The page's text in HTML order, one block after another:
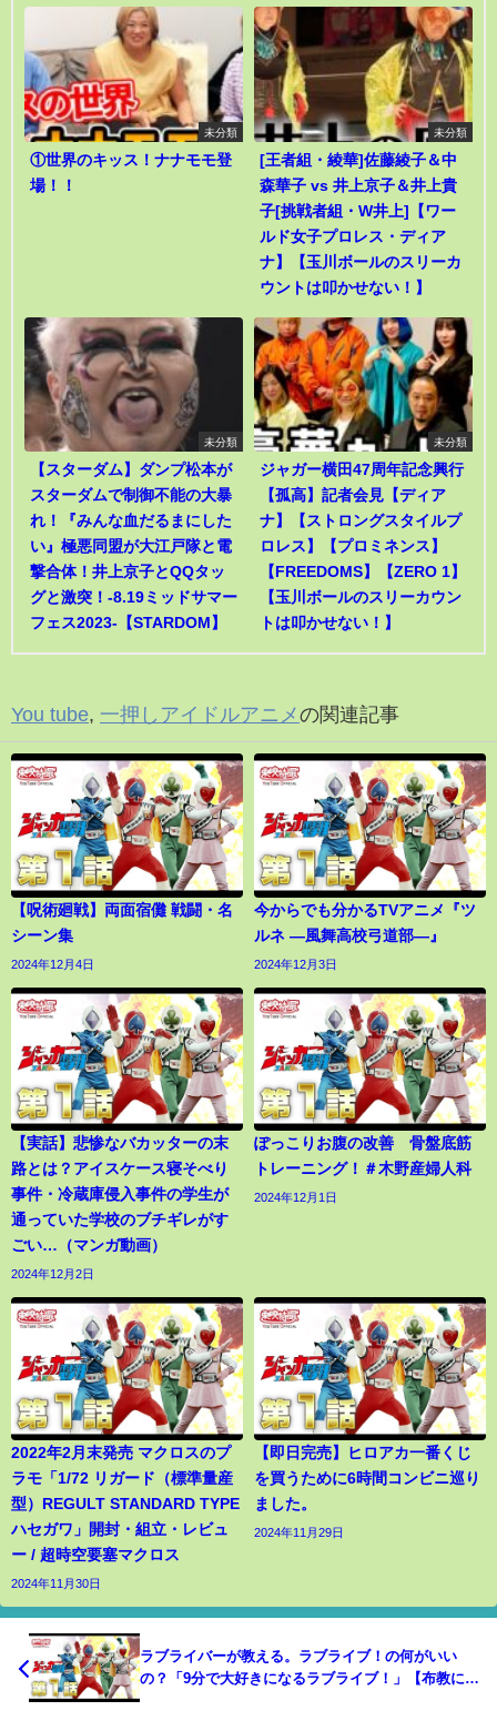
未分類
①世界のキッス！ナナモモ登
場！！
未分類
[王者組・綾華]佐藤綾子＆中
森華子 vs 井上京子＆井上貴
子[挑戦者組・W井上]【ワー
ルド女子プロレス・ディア
ナ】【玉川ボールのスリーカ
ウントは叩かせない！】
未分類
【スターダム】ダンプ松本が
スターダムで制御不能の大暴
れ！『みんな血だるまにした
い』極悪同盟が大江戸隊と電
撃合体！井上京子とQQタッ
グと激突！-8.19ミッドサマー
フェス2023-【STARDOM】
未分類
ジャガー横田47周年記念興行
【孤高】記者会見【ディア
ナ】【ストロングスタイルプ
ロレス】【プロミネンス】
【FREEDOMS】【ZERO 1】
【玉川ボールのスリーカウン
トは叩かせない！】
You tube, 一押しアイドルアニメの関連記事
【呪術廻戦】両面宿儺 戦闘・名
シーン集
2024年12月4日
今からでも分かるTVアニメ『ツ
ルネ ―風舞高校弓道部―』
2024年12月3日
【実話】悲惨なバカッターの末
路とは？アイスケース寝そべり
事件・冷蔵庫侵入事件の学生が
通っていた学校のブチギレがす
ごい…（マンガ動画）
2024年12月2日
ぽっこりお腹の改善 骨盤底筋
トレーニング！＃木野産婦人科
2024年12月1日
2022年2月末発売 マクロスのプ
ラモ「1/72 リガード（標準量産
型）REGULT STANDARD TYPE
ハセガワ」開封・組立・レビュ
ー / 超時空要塞マクロス
2024年11月30日
【即日完売】ヒロアカ一番くじ
を買うために6時間コンビニ巡り
ました。
2024年11月29日
ラブライバーが教える。ラブライブ！の何がいい
の？「9分で大好きになるラブライブ！」【布教にど